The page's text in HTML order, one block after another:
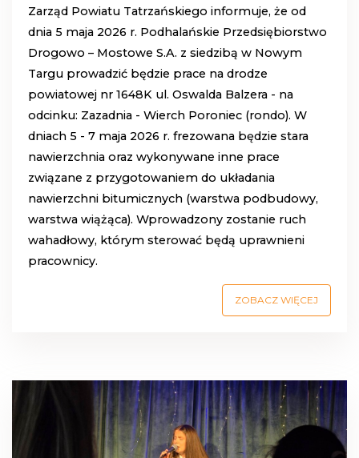
Zarząd Powiatu Tatrzańskiego informuje, że od
dnia 5 maja 2026 r. Podhalańskie Przedsiębiorstwo
Drogowo – Mostowe S.A. z siedzibą w Nowym
Targu prowadzić będzie prace na drodze
powiatowej nr 1648K ul. Oswalda Balzera - na
odcinku: Zazadnia - Wierch Poroniec (rondo). W
dniach 5 - 7 maja 2026 r. frezowana będzie stara
nawierzchnia oraz wykonywane inne prace
związane z przygotowaniem do układania
nawierzchni bitumicznych (warstwa podbudowy,
warstwa wiążąca). Wprowadzony zostanie ruch
wahadłowy, którym sterować będą uprawnieni
pracownicy.
ZOBACZ WIĘCEJ